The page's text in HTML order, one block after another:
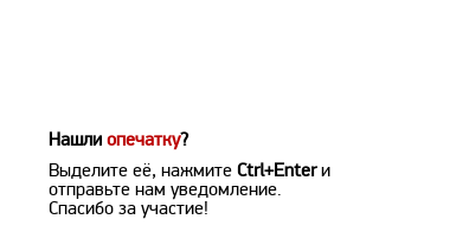
Нашли опечатку?
Выделите её, нажмите Ctrl+Enterи
отправьте нам уведомление.
Спасибо за участие!